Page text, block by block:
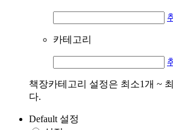
카테고리
책장카테고리 설정은 최소1개 ~
다.
Default 설정